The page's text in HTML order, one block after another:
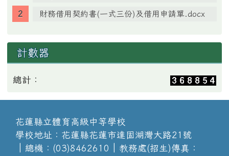
財務借用契約書(一式三份)及借用申請單.docx
計數器
總計：
花蓮縣立體育高級中等學校
學校地址：花蓮縣花蓮市達固湖灣大路21號
│總機：(03)8462610│教務處(招生)傳真：